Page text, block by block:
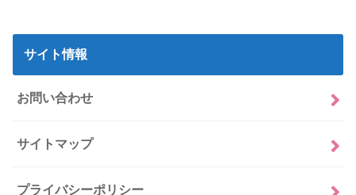
サイト情報
お問い合わせ
サイトマップ
プライバシーポリシー